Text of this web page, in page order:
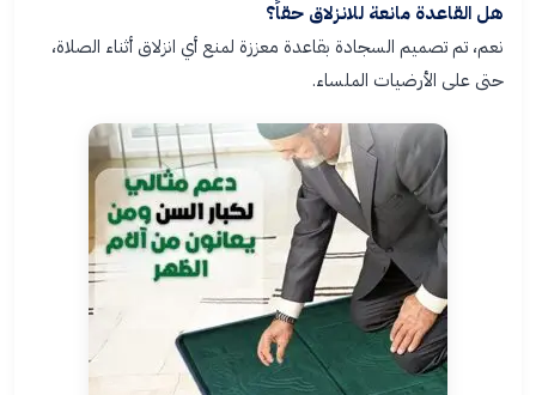
هل القاعدة مانعة للانزلاق حقاً؟
نعم، تم تصميم السجادة بقاعدة معززة لمنع أي انزلاق أثناء الصلاة،
حتى على الأرضيات الملساء.